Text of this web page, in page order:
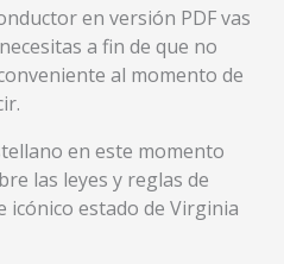
en versión PDF vas
a fin de que no
al momento de
en este momento
las leyes y reglas de
icónico estado de Virginia